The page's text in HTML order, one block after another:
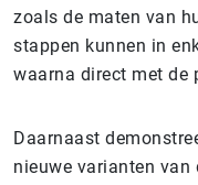
zoals de maten van
stappen kunnen in
waarna direct met de
Daarnaast
nieuwe varianten van